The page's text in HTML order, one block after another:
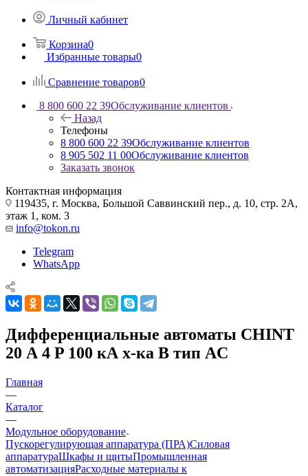
Личный кабинет
Корзина0
Избранные товары0
Сравнение товаров0
8 800 600 22 39Обслуживание клиентов
Назад
Телефоны
8 800 600 22 39Обслуживание клиентов
8 905 502 11 00Обслуживание клиентов
Заказать звонок
Контактная информация
119435, г. Москва, Большой Саввинский пер., д. 10, стр. 2А,
этаж 1, ком. 3
info@tokon.ru
Telegram
WhatsApp
Дифференциальные автоматы CHINT
20 А 4 P 100 кА х-ка B тип AC
Главная
—
Каталог
—
Модульное оборудование
Пускорегулирующая аппаратура (ПРА)Силовая
аппаратураШкафы и щитыПромышленная
автоматизацияРасходные материалы к